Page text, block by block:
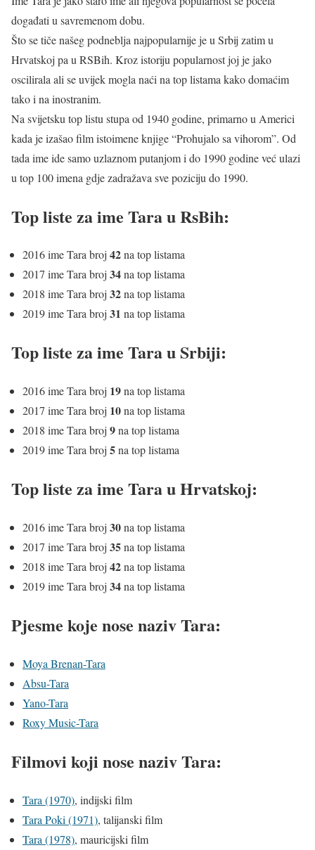
događati u savremenom dobu.
Što se tiče našeg podneblja najpopularnije je u Srbij zatim u
Hrvatskoj pa u RSBih. Kroz istoriju popularnost joj je jako
oscilirala ali se uvijek mogla naći na top listama kako domaćim
tako i na inostranim.
Na svijetsku top listu stupa od 1940 godine, primarno u Americi
kada je izašao film istoimene knjige “Prohujalo sa vihorom”. Od
tada ime ide samo uzlaznom putanjom i do 1990 godine već ulazi
u top 100 imena gdje zadražava sve poziciju do 1990.
Top liste za ime Tara u RsBih:
2016 ime Tara broj 42na top listama
2017 ime Tara broj 34na top listama
2018 ime Tara broj 32na top listama
2019 ime Tara broj 31 na top listama
Top liste za ime Tara u Srbiji:
2016 ime Tara broj 19na top listama
2017 ime Tara broj 10na top listama
2018 ime Tara broj 9na top listama
2019 ime Tara broj 5na top listama
Top liste za ime Tara u Hrvatskoj:
2016 ime Tara broj 30na top listama
2017 ime Tara broj 35na top listama
2018 ime Tara broj 42na top listama
2019 ime Tara broj 34na top listama
Pjesme koje nose naziv Tara:
Moya Brenan-Tara
Absu-Tara
Yano-Tara
Roxy Music-Tara
Filmovi koji nose naziv Tara:
Tara (1970), indijski film
Tara Poki (1971), talijanski film
Tara (1978), mauricijski film